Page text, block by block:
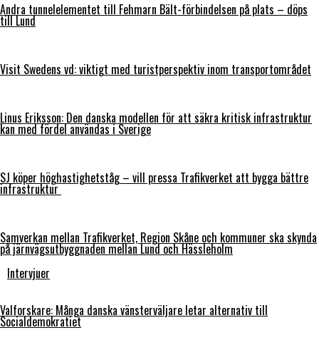
Andra tunnelelementet till Fehmarn Bält-förbindelsen på plats – döps
till Lund
Visit Swedens vd: viktigt med turistperspektiv inom transportområdet
Linus Eriksson: Den danska modellen för att säkra kritisk infrastruktur
kan med fördel användas i Sverige
SJ köper höghastighetståg – vill pressa Trafikverket att bygga bättre
infrastruktur
Samverkan mellan Trafikverket, Region Skåne och kommuner ska skynda
på järnvägsutbyggnaden mellan Lund och Hässleholm
Intervjuer
Valforskare: Många danska vänsterväljare letar alternativ till
Socialdemokratiet